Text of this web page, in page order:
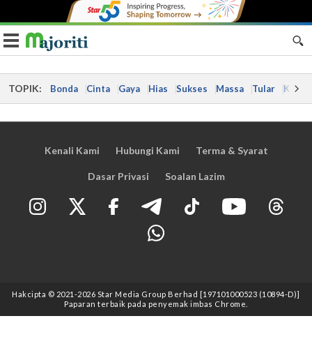
Toggle navigation
TOPIK: Bonda Cinta Gaya Hias Sukses Massa Tular Kes
Kenali Kami Hubungi Kami Terma & Syarat
Dasar Privasi Soalan Lazim
Hakcipta © 2021 -2026 Star Media Group Berhad [197101000523 (10894-D)]
Paparan terbaik pada penyemak imbas Chrome.